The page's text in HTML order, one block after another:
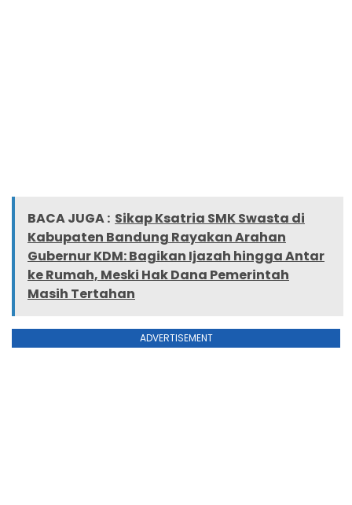
BACA JUGA : Sikap Ksatria SMK Swasta di
Kabupaten Bandung Rayakan Arahan
Gubernur KDM: Bagikan Ijazah hingga Antar
ke Rumah, Meski Hak Dana Pemerintah
Masih Tertahan
ADVERTISEMENT